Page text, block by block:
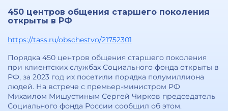
450 центров общения старшего поколения
открыты в РФ
https://tass.ru/obschestvo/21752301
Порядка 450 центров общения старшего поколения
при клиентских службах Социального фонда открыты в
РФ, за 2023 год их посетили порядка полумиллиона
людей. На встрече с премьер-министром РФ
Михаилом Мишустиным Сергей Чирков председатель
Социального фонда России сообщил об этом.